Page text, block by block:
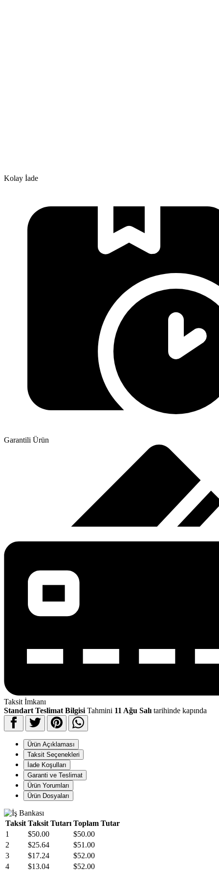
Kolay İade
Garantili Ürün
Taksit İmkanı
Standart Teslimat Bilgisi Tahmini 11 Ağu Salı tarihinde kapında
Ürün Açıklaması
Taksit Seçenekleri
İade Koşulları
Garanti ve Teslimat
Ürün Yorumları
Ürün Dosyaları
Taksit Taksit Tutarı Toplam Tutar
1
$50.00
$50.00
2
$25.64
$51.00
3
$17.24
$52.00
4
$13.04
$52.00